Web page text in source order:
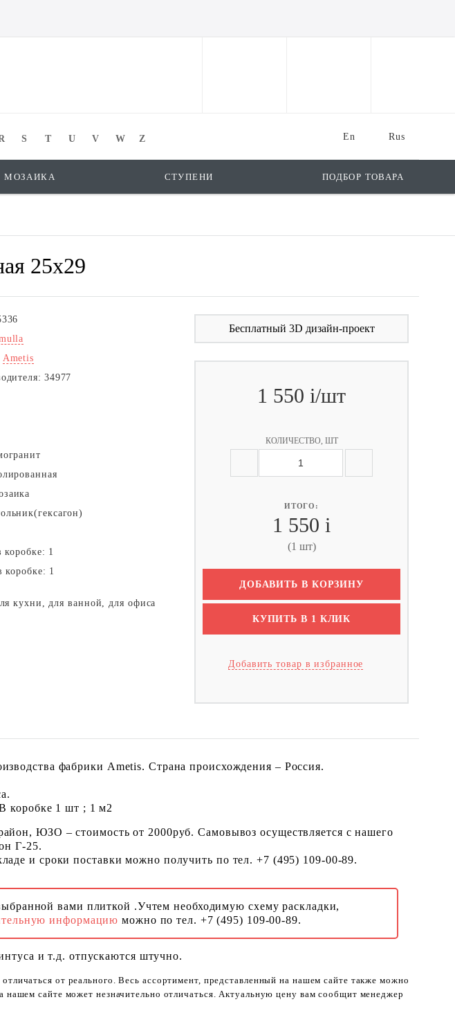
Rus
En
S T U V W Z
МОЗАИКА СТУПЕНИ ПОДБОР ТОВАРА
25x29
Ametis
34977
коробке: 1
коробке: 1
кухни, для ванной, для офиса
Бесплатный 3D дизайн-проект
1 550 i/шт
КОЛИЧЕСТВО, ШТ
ИТОГО:
1 550 i
(1 шт)
ДОБАВИТЬ В КОРЗИНУ
КУПИТЬ В 1 КЛИК
Добавить товар в избранное
фабрики Ametis. Страна происхождения – Россия.
коробке 1 шт ; 1 м2
ЮЗО – стоимость от 2000руб. Самовывоз осуществляется с нашего
Г-25.
и сроки поставки можно получить по тел. +7 (495) 109-00-89.
вами плиткой .Учтем необходимую схему раскладки,
информациюможно по тел. +7 (495) 109-00-89.
и т.д. отпускаются штучно.
от реального. Весь ассортимент, представленный на нашем сайте также можно
нашем сайте может незначительно отличаться. Актуальную цену вам сообщит менеджер